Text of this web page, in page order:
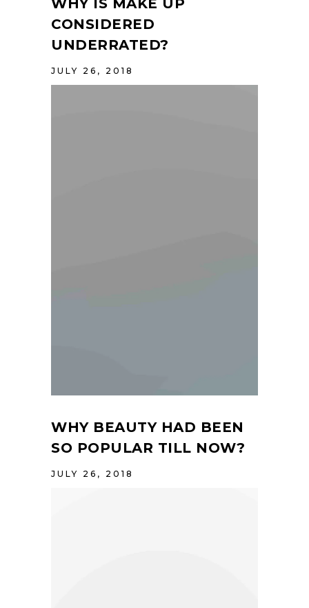
WHY IS MAKE UP
CONSIDERED
UNDERRATED?
JULY 26, 2018
WHY BEAUTY HAD BEEN
SO POPULAR TILL NOW?
JULY 26, 2018